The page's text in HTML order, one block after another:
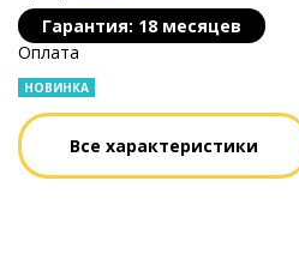
Гарантия: 18 месяцев
Оплата
НОВИНКА
Все характеристики